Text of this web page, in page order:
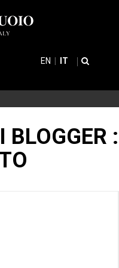
EN IT
BLOGGER :